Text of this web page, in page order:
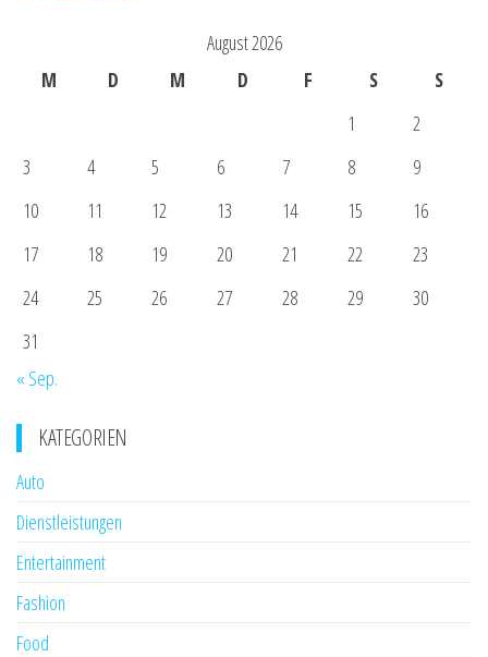
August 2026
M
D M D F S
S
1
2
3
4 5 6 7 8
9
10
11 12 13 14 15
16
17
18 19 20 21 22
23
24
25 26 27 28 29
30
31
« Sep.
KATEGORIEN
Auto
Dienstleistungen
Entertainment
Fashion
Food